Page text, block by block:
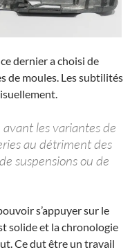
dernier a choisi de
de moules. Les subtilités
les variantes de
au détriment des
suspensions ou de
s’appuyer sur le
solide et la chronologie
Ce dut être un travail